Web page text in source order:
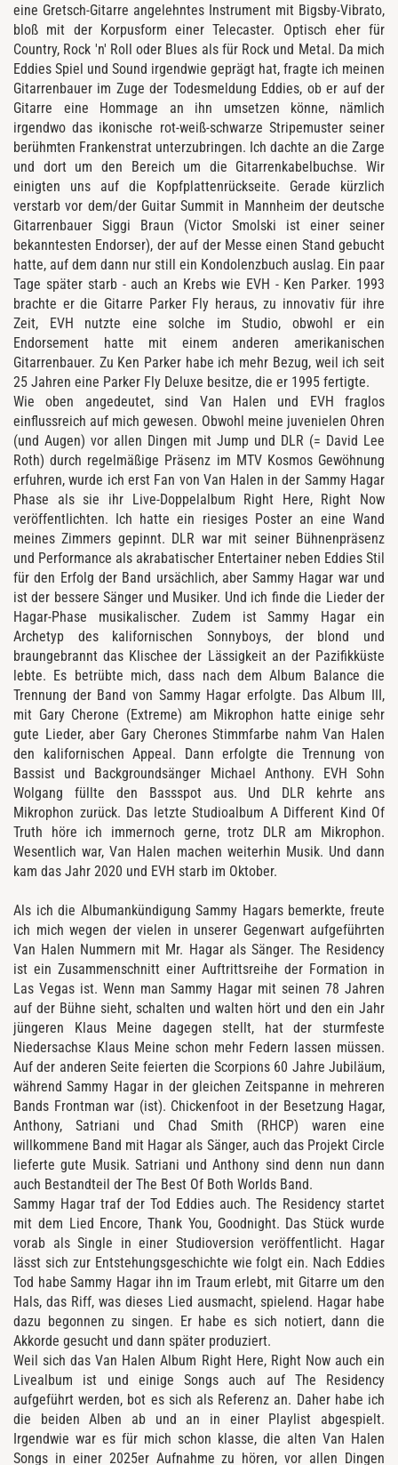
eine Gretsch-Gitarre angelehntes Instrument mit Bigsby-Vibrato,
bloß mit der Korpusform einer Telecaster. Optisch eher für
Country, Rock 'n' Roll oder Blues als für Rock und Metal. Da mich
Eddies Spiel und Sound irgendwie geprägt hat, fragte ich meinen
Gitarrenbauer im Zuge der Todesmeldung Eddies, ob er auf der
Gitarre eine Hommage an ihn umsetzen könne, nämlich
irgendwo das ikonische rot-weiß-schwarze Stripemuster seiner
berühmten Frankenstrat unterzubringen. Ich dachte an die Zarge
und dort um den Bereich um die Gitarrenkabelbuchse. Wir
einigten uns auf die Kopfplattenrückseite. Gerade kürzlich
verstarb vor dem/der Guitar Summit in Mannheim der deutsche
Gitarrenbauer Siggi Braun (Victor Smolski ist einer seiner
bekanntesten Endorser), der auf der Messe einen Stand gebucht
hatte, auf dem dann nur still ein Kondolenzbuch auslag. Ein paar
Tage später starb - auch an Krebs wie EVH - Ken Parker. 1993
brachte er die Gitarre Parker Fly heraus, zu innovativ für ihre
Zeit, EVH nutzte eine solche im Studio, obwohl er ein
Endorsement hatte mit einem anderen amerikanischen
Gitarrenbauer. Zu Ken Parker habe ich mehr Bezug, weil ich seit
25 Jahren eine Parker Fly Deluxe besitze, die er 1995 fertigte.
Wie oben angedeutet, sind Van Halen und EVH fraglos
einflussreich auf mich gewesen. Obwohl meine juvenielen Ohren
(und Augen) vor allen Dingen mit Jump und DLR (= David Lee
Roth) durch regelmäßige Präsenz im MTV Kosmos Gewöhnung
erfuhren, wurde ich erst Fan von Van Halen in der Sammy Hagar
Phase als sie ihr Live-Doppelalbum Right Here, Right Now
veröffentlichten. Ich hatte ein riesiges Poster an eine Wand
meines Zimmers gepinnt. DLR war mit seiner Bühnenpräsenz
und Performance als akrabatischer Entertainer neben Eddies Stil
für den Erfolg der Band ursächlich, aber Sammy Hagar war und
ist der bessere Sänger und Musiker. Und ich finde die Lieder der
Hagar-Phase musikalischer. Zudem ist Sammy Hagar ein
Archetyp des kalifornischen Sonnyboys, der blond und
braungebrannt das Klischee der Lässigkeit an der Pazifikküste
lebte. Es betrübte mich, dass nach dem Album Balance die
Trennung der Band von Sammy Hagar erfolgte. Das Album III,
mit Gary Cherone (Extreme) am Mikrophon hatte einige sehr
gute Lieder, aber Gary Cherones Stimmfarbe nahm Van Halen
den kalifornischen Appeal. Dann erfolgte die Trennung von
Bassist und Backgroundsänger Michael Anthony. EVH Sohn
Wolgang füllte den Bassspot aus. Und DLR kehrte ans
Mikrophon zurück. Das letzte Studioalbum A Different Kind Of
Truth höre ich immernoch gerne, trotz DLR am Mikrophon.
Wesentlich war, Van Halen machen weiterhin Musik. Und dann
kam das Jahr 2020 und EVH starb im Oktober.
Als ich die Albumankündigung Sammy Hagars bemerkte, freute
ich mich wegen der vielen in unserer Gegenwart aufgeführten
Van Halen Nummern mit Mr. Hagar als Sänger. The Residency
ist ein Zusammenschnitt einer Auftrittsreihe der Formation in
Las Vegas ist. Wenn man Sammy Hagar mit seinen 78 Jahren
auf der Bühne sieht, schalten und walten hört und den ein Jahr
jüngeren Klaus Meine dagegen stellt, hat der sturmfeste
Niedersachse Klaus Meine schon mehr Federn lassen müssen.
Auf der anderen Seite feierten die Scorpions 60 Jahre Jubiläum,
während Sammy Hagar in der gleichen Zeitspanne in mehreren
Bands Frontman war (ist). Chickenfoot in der Besetzung Hagar,
Anthony, Satriani und Chad Smith (RHCP) waren eine
willkommene Band mit Hagar als Sänger, auch das Projekt Circle
lieferte gute Musik. Satriani und Anthony sind denn nun dann
auch Bestandteil der The Best Of Both Worlds Band.
Sammy Hagar traf der Tod Eddies auch. The Residency startet
mit dem Lied Encore, Thank You, Goodnight. Das Stück wurde
vorab als Single in einer Studioversion veröffentlicht. Hagar
lässt sich zur Entstehungsgeschichte wie folgt ein. Nach Eddies
Tod habe Sammy Hagar ihn im Traum erlebt, mit Gitarre um den
Hals, das Riff, was dieses Lied ausmacht, spielend. Hagar habe
dazu begonnen zu singen. Er habe es sich notiert, dann die
Akkorde gesucht und dann später produziert.
Weil sich das Van Halen Album Right Here, Right Now auch ein
Livealbum ist und einige Songs auch auf The Residency
aufgeführt werden, bot es sich als Referenz an. Daher habe ich
die beiden Alben ab und an in einer Playlist abgespielt.
Irgendwie war es für mich schon klasse, die alten Van Halen
Songs in einer 2025er Aufnahme zu hören, vor allen Dingen